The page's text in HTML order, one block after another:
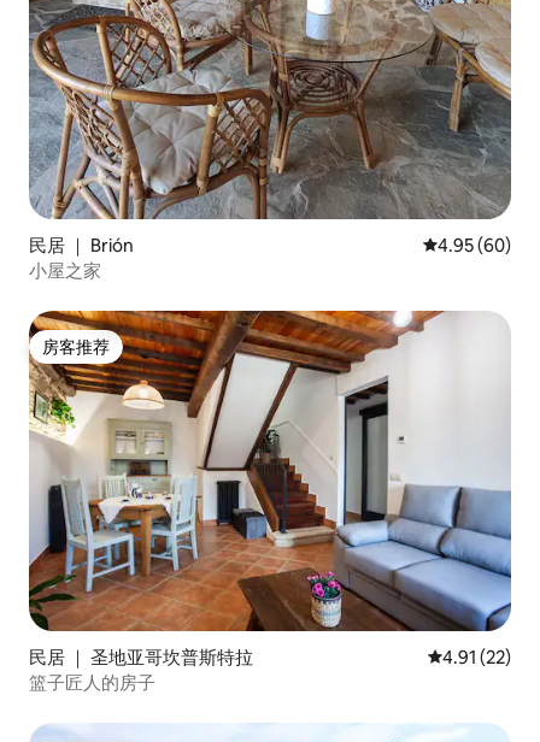
民居 ｜ Brión 平均评分 4.95
4.95 (60)
小屋之家
房客推荐
房客推荐
民居 ｜ 圣地亚哥坎普斯特拉 平均评分
4.91 (22)
篮子匠人的房子